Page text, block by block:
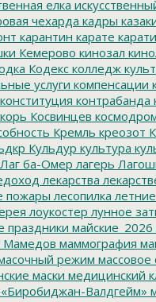
елка
чехарда кадры
карантин карате
Кемерово кинозал
Кодекс колледж
услуги компенсации
конституция контрабанда
корь Косвинцев
Кремль креозот
Кульдур культура
Лаг ба-Омер лагерь
лекарства
пожары лесопилка
лоукостер лунное
праздники майские_2026
Мамедов маммография
режим
маски медицинский
Валдгейм»